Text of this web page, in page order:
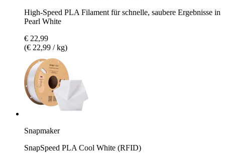
High-Speed PLA Filament für schnelle, saubere Ergebnisse in
Pearl White
€ 22,99
(€ 22,99 / kg)
Snapmaker
SnapSpeed PLA Cool White (RFID)